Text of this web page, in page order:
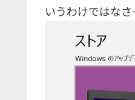
いうわけではな